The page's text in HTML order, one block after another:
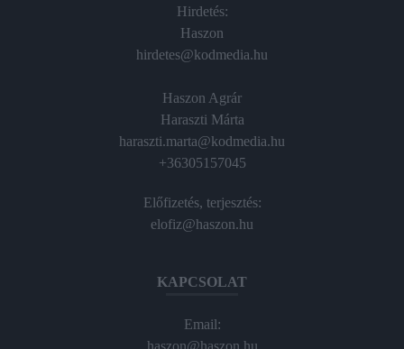
Hirdetés:
Haszon
hirdetes@kodmedia.hu
Haszon Agrár
Haraszti Márta
haraszti.marta@kodmedia.hu
+36305157045
Előfizetés, terjesztés:
elofiz@haszon.hu
KAPCSOLAT
Email:
haszon@haszon.hu